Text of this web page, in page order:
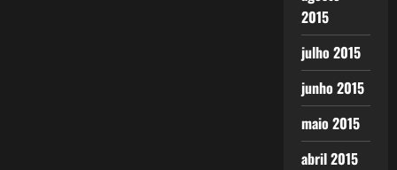
2015
julho 2015
junho 2015
maio 2015
abril 2015